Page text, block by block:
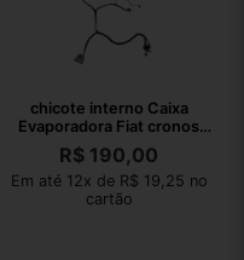
chicote interno Caixa
Evaporadora Fiat cronos
2023 15471150
R$ 190,00
Em até 12x de R$ 19,25 no
cartão